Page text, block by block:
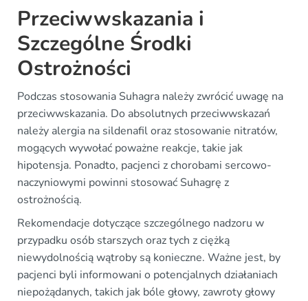
Przeciwwskazania i
Szczególne Środki
Ostrożności
Podczas stosowania Suhagra należy zwrócić uwagę na
przeciwwskazania. Do absolutnych przeciwwskazań
należy alergia na sildenafil oraz stosowanie nitratów,
mogących wywołać poważne reakcje, takie jak
hipotensja. Ponadto, pacjenci z chorobami sercowo-
naczyniowymi powinni stosować Suhagrę z
ostrożnością.
Rekomendacje dotyczące szczególnego nadzoru w
przypadku osób starszych oraz tych z ciężką
niewydolnością wątroby są konieczne. Ważne jest, by
pacjenci byli informowani o potencjalnych działaniach
niepożądanych, takich jak bóle głowy, zawroty głowy